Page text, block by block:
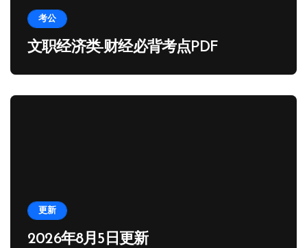
考公
文职经济类-财经必背考点PDF
更新
2026年8月5日更新